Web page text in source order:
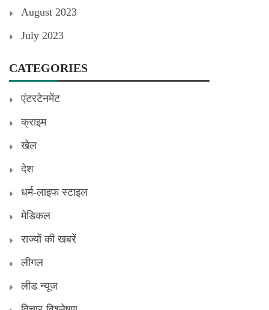
August 2023
July 2023
CATEGORIES
एंटरटेनमेंट
क्राइम
खेल
देश
धर्म-लाइफ स्टाइल
मेडिकल
राज्यों की खबरें
लीगल
लीड न्यूज